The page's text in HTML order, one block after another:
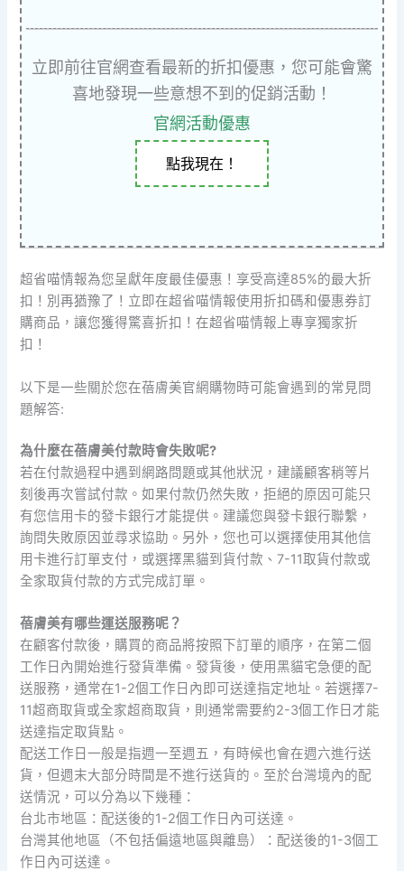
立即前往官網查看最新的折扣優惠，您可能會驚
喜地發現一些意想不到的促銷活動！
官網活動優惠
點我現在！
超省喵情報為您呈獻年度最佳優惠！享受高達85%的最大折
扣！別再猶豫了！立即在超省喵情報使用折扣碼和優惠券訂
購商品，讓您獲得驚喜折扣！在超省喵情報上專享獨家折
扣！
以下是一些關於您在蓓膚美官網購物時可能會遇到的常見問
題解答:
為什麼在蓓膚美付款時會失敗呢?
若在付款過程中遇到網路問題或其他狀況，建議顧客稍等片
刻後再次嘗試付款。如果付款仍然失敗，拒絕的原因可能只
有您信用卡的發卡銀行才能提供。建議您與發卡銀行聯繫，
詢問失敗原因並尋求協助。另外，您也可以選擇使用其他信
用卡進行訂單支付，或選擇黑貓到貨付款、7-11取貨付款或
全家取貨付款的方式完成訂單。
蓓膚美有哪些運送服務呢？
在顧客付款後，購買的商品將按照下訂單的順序，在第二個
工作日內開始進行發貨準備。發貨後，使用黑貓宅急便的配
送服務，通常在1-2個工作日內即可送達指定地址。若選擇7-
11超商取貨或全家超商取貨，則通常需要約2-3個工作日才能
送達指定取貨點。
配送工作日一般是指週一至週五，有時候也會在週六進行送
貨，但週末大部分時間是不進行送貨的。至於台灣境內的配
送情況，可以分為以下幾種：
台北市地區：配送後的1-2個工作日內可送達。
台灣其他地區（不包括偏遠地區與離島）：配送後的1-3個工
作日內可送達。